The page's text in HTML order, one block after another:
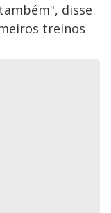
disse
treinos